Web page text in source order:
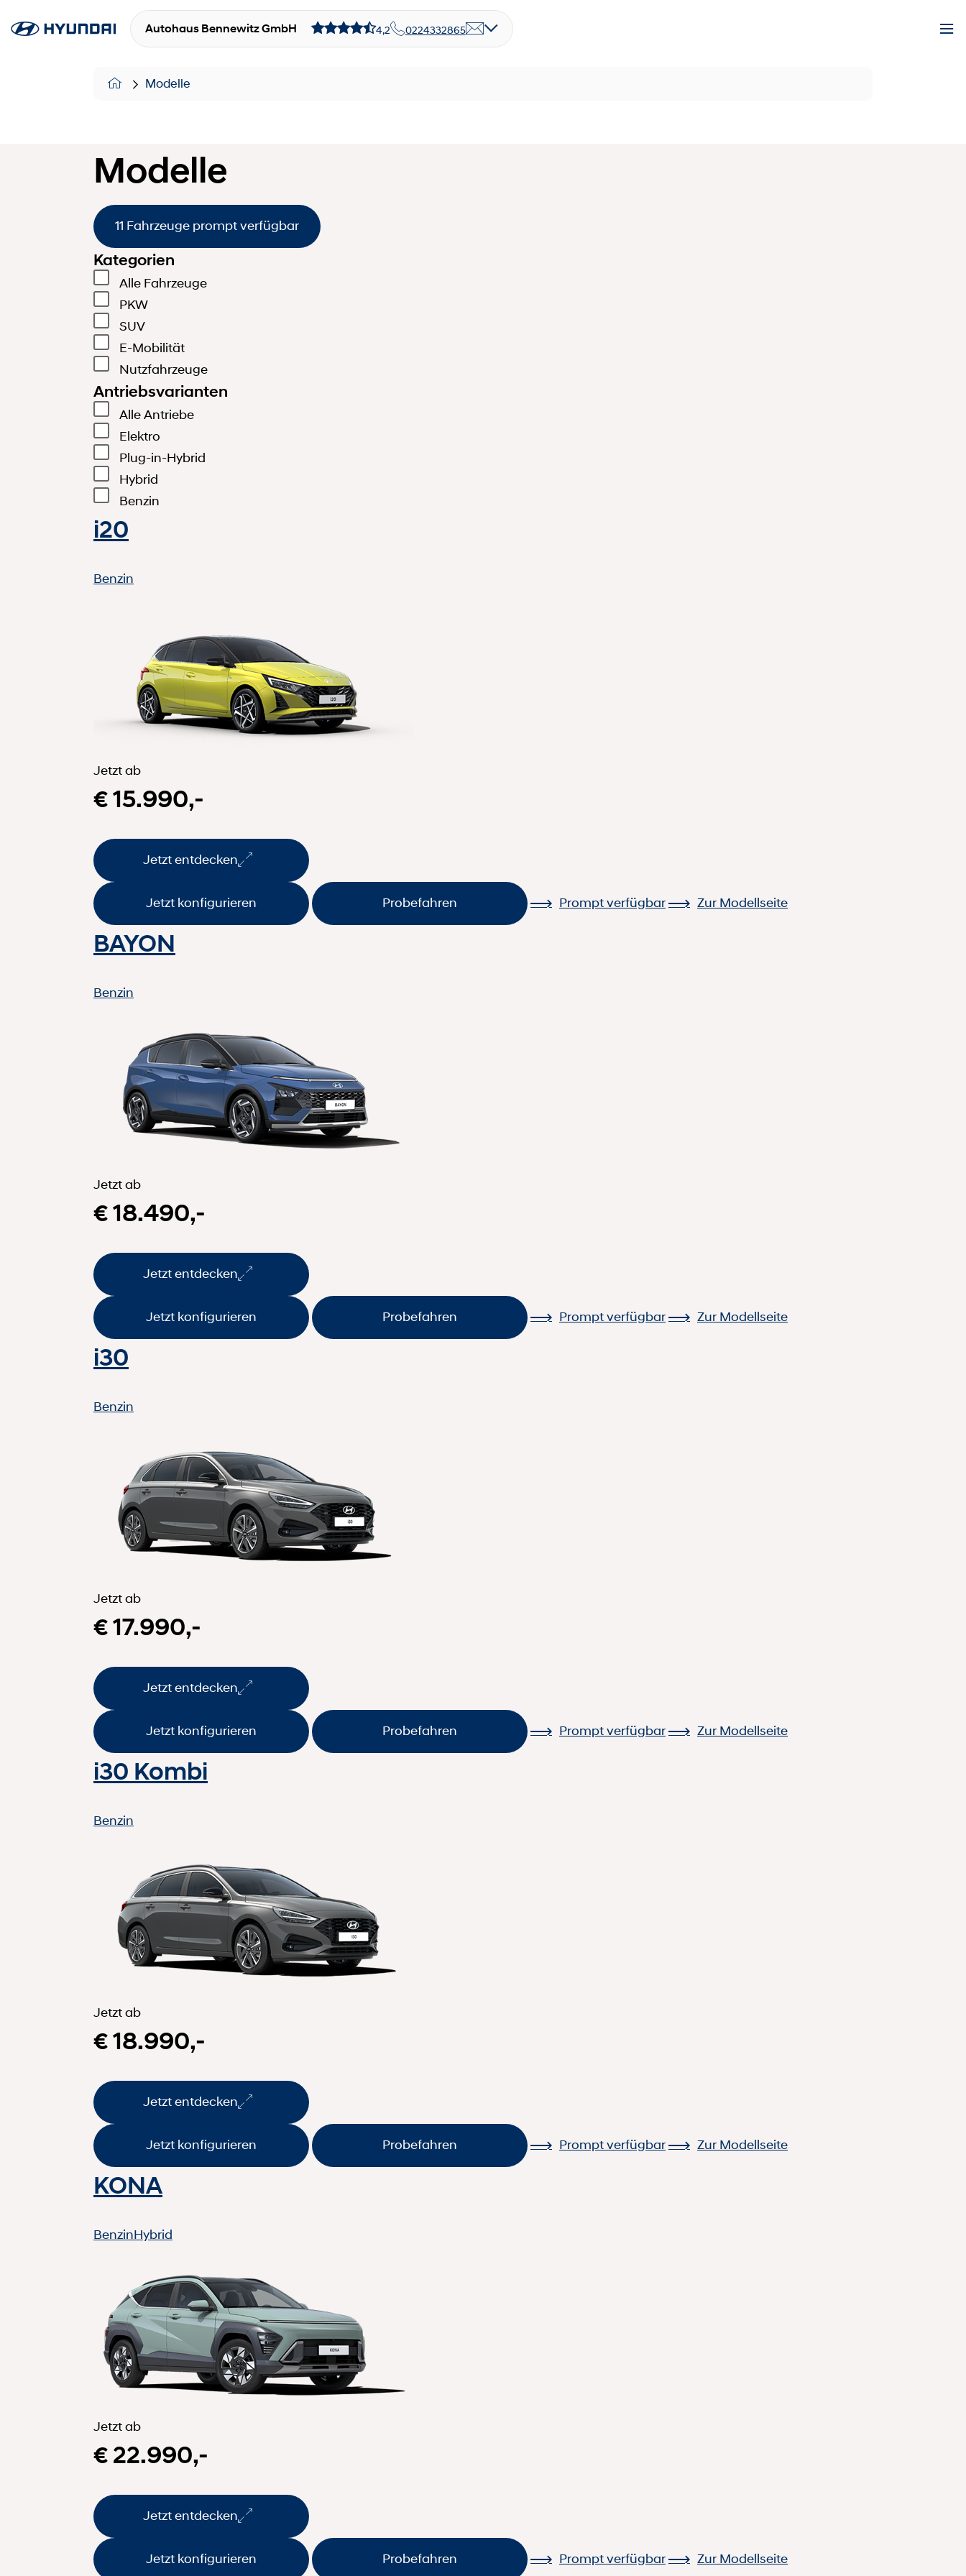
Autohaus Bennewitz GmbH 4,2 0224332865
Modelle
Modelle
11 Fahrzeuge prompt verfügbar
Kategorien
Alle Fahrzeuge
PKW
SUV
E-Mobilität
Nutzfahrzeuge
Antriebsvarianten
Alle Antriebe
Elektro
Plug-in-Hybrid
Hybrid
Benzin
i20
Benzin
Jetzt ab
€ 15.990,-
Jetzt entdecken
Jetzt konfigurieren Probefahren Prompt verfügbar Zur Modellseite
BAYON
Benzin
Jetzt ab
€ 18.490,-
Jetzt entdecken
Jetzt konfigurieren Probefahren Prompt verfügbar Zur Modellseite
i30
Benzin
Jetzt ab
€ 17.990,-
Jetzt entdecken
Jetzt konfigurieren Probefahren Prompt verfügbar Zur Modellseite
i30 Kombi
Benzin
Jetzt ab
€ 18.990,-
Jetzt entdecken
Jetzt konfigurieren Probefahren Prompt verfügbar Zur Modellseite
KONA
BenzinHybrid
Jetzt ab
€ 22.990,-
Jetzt entdecken
Jetzt konfigurieren Probefahren Prompt verfügbar Zur Modellseite